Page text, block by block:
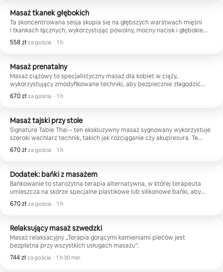
wszystkich usługach masażu”.**
Masaż tkanek głębokich
Ta skoncentrowana sesja skupia się na głębszych warstwach mięśni
i tkankach łącznych, wykorzystując powolny, mocny nacisk i głębokie
pociągnięcia, aby złagodzić przewlekłe napięcie i ból. „Terapia
gorącymi kamieniami pleców jest bezpłatna przy wszystkich usługach
558 zł za gościa
558 zł za gościa
, · 1 h
Masaż prenatalny
Masaż ciążowy to specjalistyczny masaż dla kobiet w ciąży,
wykorzystujący zmodyfikowane techniki, aby bezpiecznie złagodzić
typowe dolegliwości, takie jak ból pleców, obrzęki i stres. „Terapia
gorącymi kamieniami pleców jest bezpłatna przy wszystkich usługach
670 zł za gościa
670 zł za gościa
, · 1 h
Masaż tajski przy stole
Signature Table Thai – ten ekskluzywny masaż sygnowany wykorzystuje
szeroki wachlarz technik, takich jak rozciąganie czy akupresura. Te
ruchy mają na celu poprawę przepływu energii w całym ciele, a także
oleju. Skutecznie zmniejsza napięcie mięśni, przewlekły ból
ruchu. Ta kompleksowa terapia wellness, czerpiąca z tradycyjnych
masaży, takich jak masaż tajski (Nuad Thai) i szwedzki, jest optymalna
dla ogólnego stanu zdrowia.
670 zł za gościa
670 zł za gościa
, · 1 h
Dodatek: bańki z masażem
Bańkowanie to starożytna terapia alternatywna, w której terapeuta
umieszcza na skórze specjalne plastikowe lub silikonowe bańki, aby
wytworzyć podciśnienie. To ssanie pociąga skórę i leżące pod nią tkanki
do góry, co, jak się uważa, zwiększa przepływ krwi, łagodzi napięcie
670 zł za gościa
670 zł za gościa
, · 1 h
Relaksujący masaż szwedzki
Masaż relaksacyjny „Terapia gorącymi kamieniami pleców jest
bezpłatna przy wszystkich usługach masażu”.
744 zł za gościa
744 zł za gościa
, · 1 h 30 min
osoby,